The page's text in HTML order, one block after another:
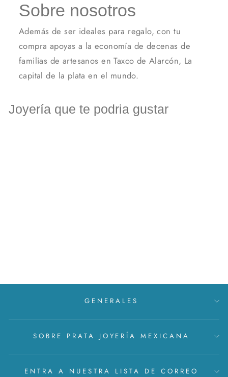
Sobre nosotros
Además de ser ideales para regalo, con tu
compra apoyas a la economía de decenas de
familias de artesanos en Taxco de Alarcón, La
capital de la plata en el mundo.
Joyería que te podria gustar
GENERALES
SOBRE PRATA JOYERÍA MEXICANA
ENTRA A NUESTRA LISTA DE CORREO